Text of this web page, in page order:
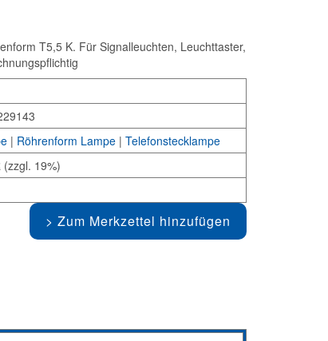
T5,5 K. Für Signalleuchten, Leuchttaster,
| Röhrenform Lampe| Telefonstecklampe
(zzgl. 19%)
Zum Merkzettel hinzufügen